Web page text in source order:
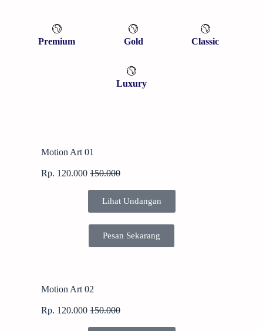
Premium Gold Classic
Luxury
Motion Art 01
Rp. 120.000 150.000
Lihat Undangan
Pesan Sekarang
Motion Art 02
Rp. 120.000 150.000